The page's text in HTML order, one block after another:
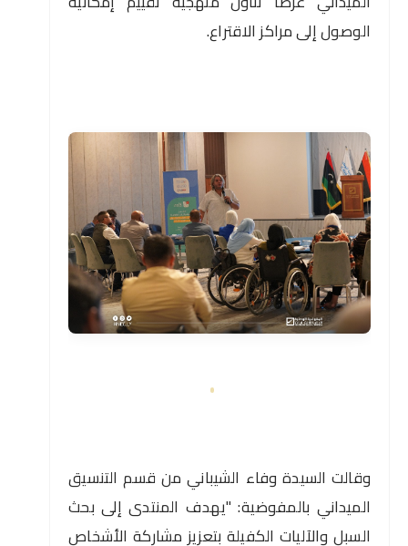
الوصول إلى مراكز الاقتراع.
وقالت السيدة وفاء الشيباني من قسم التنسيق
الميداني بالمفوضية: "يهدف المنتدى إلى بحث
السبل والآليات الكفيلة بتعزيز مشاركة الأشخاص